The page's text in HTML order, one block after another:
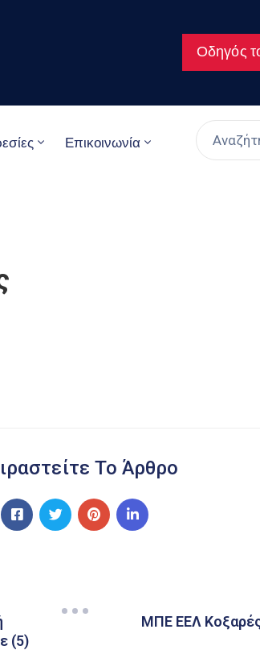
Οδηγός
Επικοινωνία
Το Άρθρο
(5)
ΜΠΕ ΕΕΛ